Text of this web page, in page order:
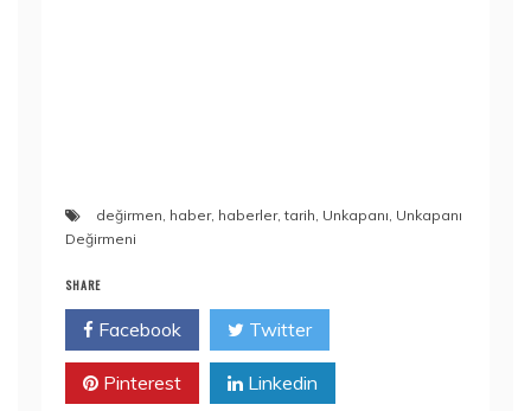
değirmen haber, haberler,tarih Unkapanı Unkapanı
Değirmeni
SHARE
Facebook Twitter
Pinterest Linkedin